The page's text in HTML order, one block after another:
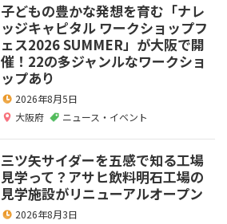
子どもの豊かな発想を育む「ナレ
ッジキャピタル ワークショップフ
ェス2026 SUMMER」が大阪で開
催！22の多ジャンルなワークショ
ップあり
2026年8月5日
大阪府
ニュース・イベント
三ツ矢サイダーを五感で知る工場
見学って？アサヒ飲料明石工場の
見学施設がリニューアルオープン
2026年8月3日